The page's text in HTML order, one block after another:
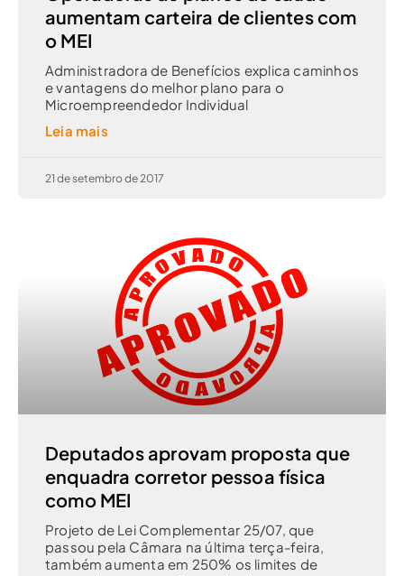
aumentam carteira de clientes com
o MEI
Administradora de Benefícios explica caminhos
e vantagens do melhor plano para o
Microempreendedor Individual
Leia mais
21 de setembro de 2017
Deputados aprovam proposta que
enquadra corretor pessoa física
como MEI
Projeto de Lei Complementar 25/07, que
passou pela Câmara na última terça-feira,
também aumenta em 250% os limites de